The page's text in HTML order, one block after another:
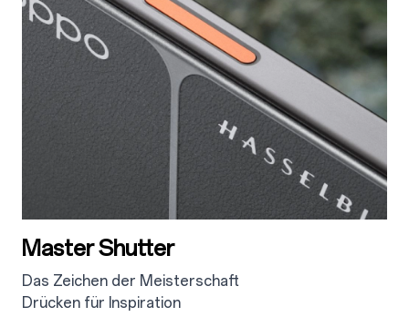
Master Shutter
Das Zeichen der Meisterschaft
Drücken für Inspiration